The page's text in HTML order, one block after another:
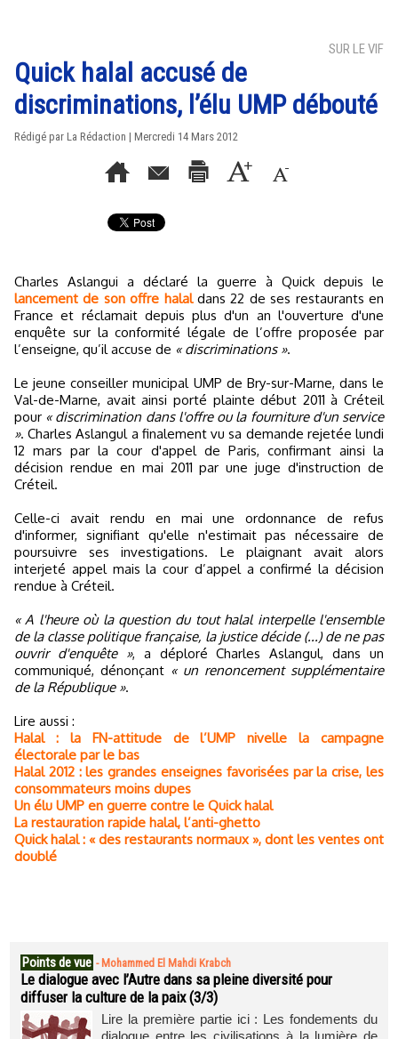
SUR LE VIF
Quick halal accusé de
discriminations, l’élu UMP débouté
Rédigé par La Rédaction | Mercredi 14 Mars 2012
Charles Aslangui a déclaré la guerre à Quick depuis le
lancement de son offre halaldans 22 de ses restaurants en
France et réclamait depuis plus d'un an l'ouverture d'une
enquête sur la conformité légale de l’offre proposée par
l’enseigne, qu’il accuse de « discriminations ».
Le jeune conseiller municipal UMP de Bry-sur-Marne, dans le
Val-de-Marne, avait ainsi porté plainte début 2011 à Créteil
pour « discrimination dans l'offre ou la fourniture d'un service
». Charles Aslangul a finalement vu sa demande rejetée lundi
12 mars par la cour d'appel de Paris, confirmant ainsi la
décision rendue en mai 2011 par une juge d'instruction de
Créteil.
Celle-ci avait rendu en mai une ordonnance de refus
d'informer, signifiant qu'elle n'estimait pas nécessaire de
poursuivre ses investigations. Le plaignant avait alors
interjeté appel mais la cour d’appel a confirmé la décision
rendue à Créteil.
« A l'heure où la question du tout halal interpelle l'ensemble
de la classe politique française, la justice décide (...) de ne pas
ouvrir d'enquête », a déploré Charles Aslangul, dans un
communiqué, dénonçant « un renoncement supplémentaire
de la République ».
Lire aussi :
Halal : la FN-attitude de l’UMP nivelle la campagne
électorale par le bas
Halal 2012 : les grandes enseignes favorisées par la crise, les
consommateurs moins dupes
Un élu UMP en guerre contre le Quick halal
La restauration rapide halal, l’anti-ghetto
Quick halal : « des restaurants normaux », dont les ventes ont
doublé
Points de vue - Mohammed El Mahdi Krabch
Le dialogue avec l’Autre dans sa pleine diversité pour
diffuser la culture de la paix (3/3)
Lire la première partie ici : Les fondements du
dialogue entre les civilisations à la lumière de